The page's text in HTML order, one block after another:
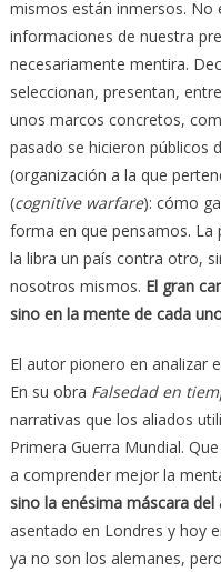
mismos están inmersos. No
informaciones de nuestra
necesariamente mentira.
seleccionan, presentan,
unos marcos concretos,
pasado se hicieron públicos
(organización a la que
(cognitive warfare): cómo
forma en que pensamos. La
la libra un país contra otro,
nosotros mismos. El gran
sino en la mente de cada
El autor pionero en analizar
En su obra Falsedad en
narrativas que los aliados
Primera Guerra Mundial.
a comprender mejor la
sino la enésima máscara
asentado en Londres y hoy
ya no son los alemanes,